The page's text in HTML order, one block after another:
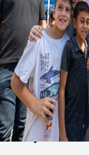
Akın: Benim
hizmet
05 Ağustos 2026
Anasayfa/Gündem /
hemşerim!
Akın:
hemşerim!